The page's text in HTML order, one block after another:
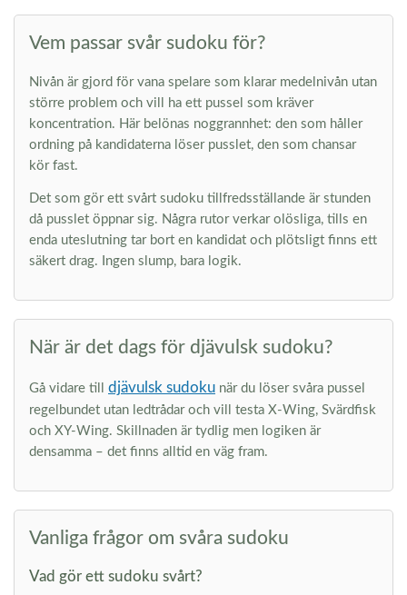
Vem passar svår sudoku för?
Nivån är gjord för vana spelare som klarar medelnivån utan
större problem och vill ha ett pussel som kräver
koncentration. Här belönas noggrannhet: den som håller
ordning på kandidaterna löser pusslet, den som chansar
kör fast.
Det som gör ett svårt sudoku tillfredsställande är stunden
då pusslet öppnar sig. Några rutor verkar olösliga, tills en
enda uteslutning tar bort en kandidat och plötsligt finns ett
säkert drag. Ingen slump, bara logik.
När är det dags för djävulsk sudoku?
Gå vidare till djävulsk sudoku när du löser svåra pussel
regelbundet utan ledtrådar och vill testa X-Wing, Svärdfisk
och XY-Wing. Skillnaden är tydlig men logiken är
densamma – det finns alltid en väg fram.
Vanliga frågor om svåra sudoku
Vad gör ett sudoku svårt?